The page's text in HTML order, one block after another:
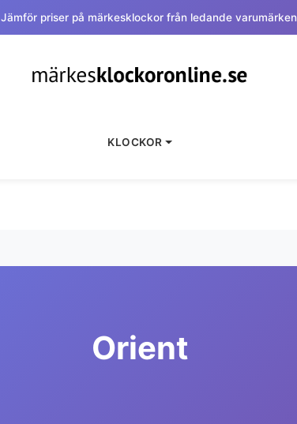
Jämför priser på märkesklockor från ledande varumärken
KLOCKOR
Orient